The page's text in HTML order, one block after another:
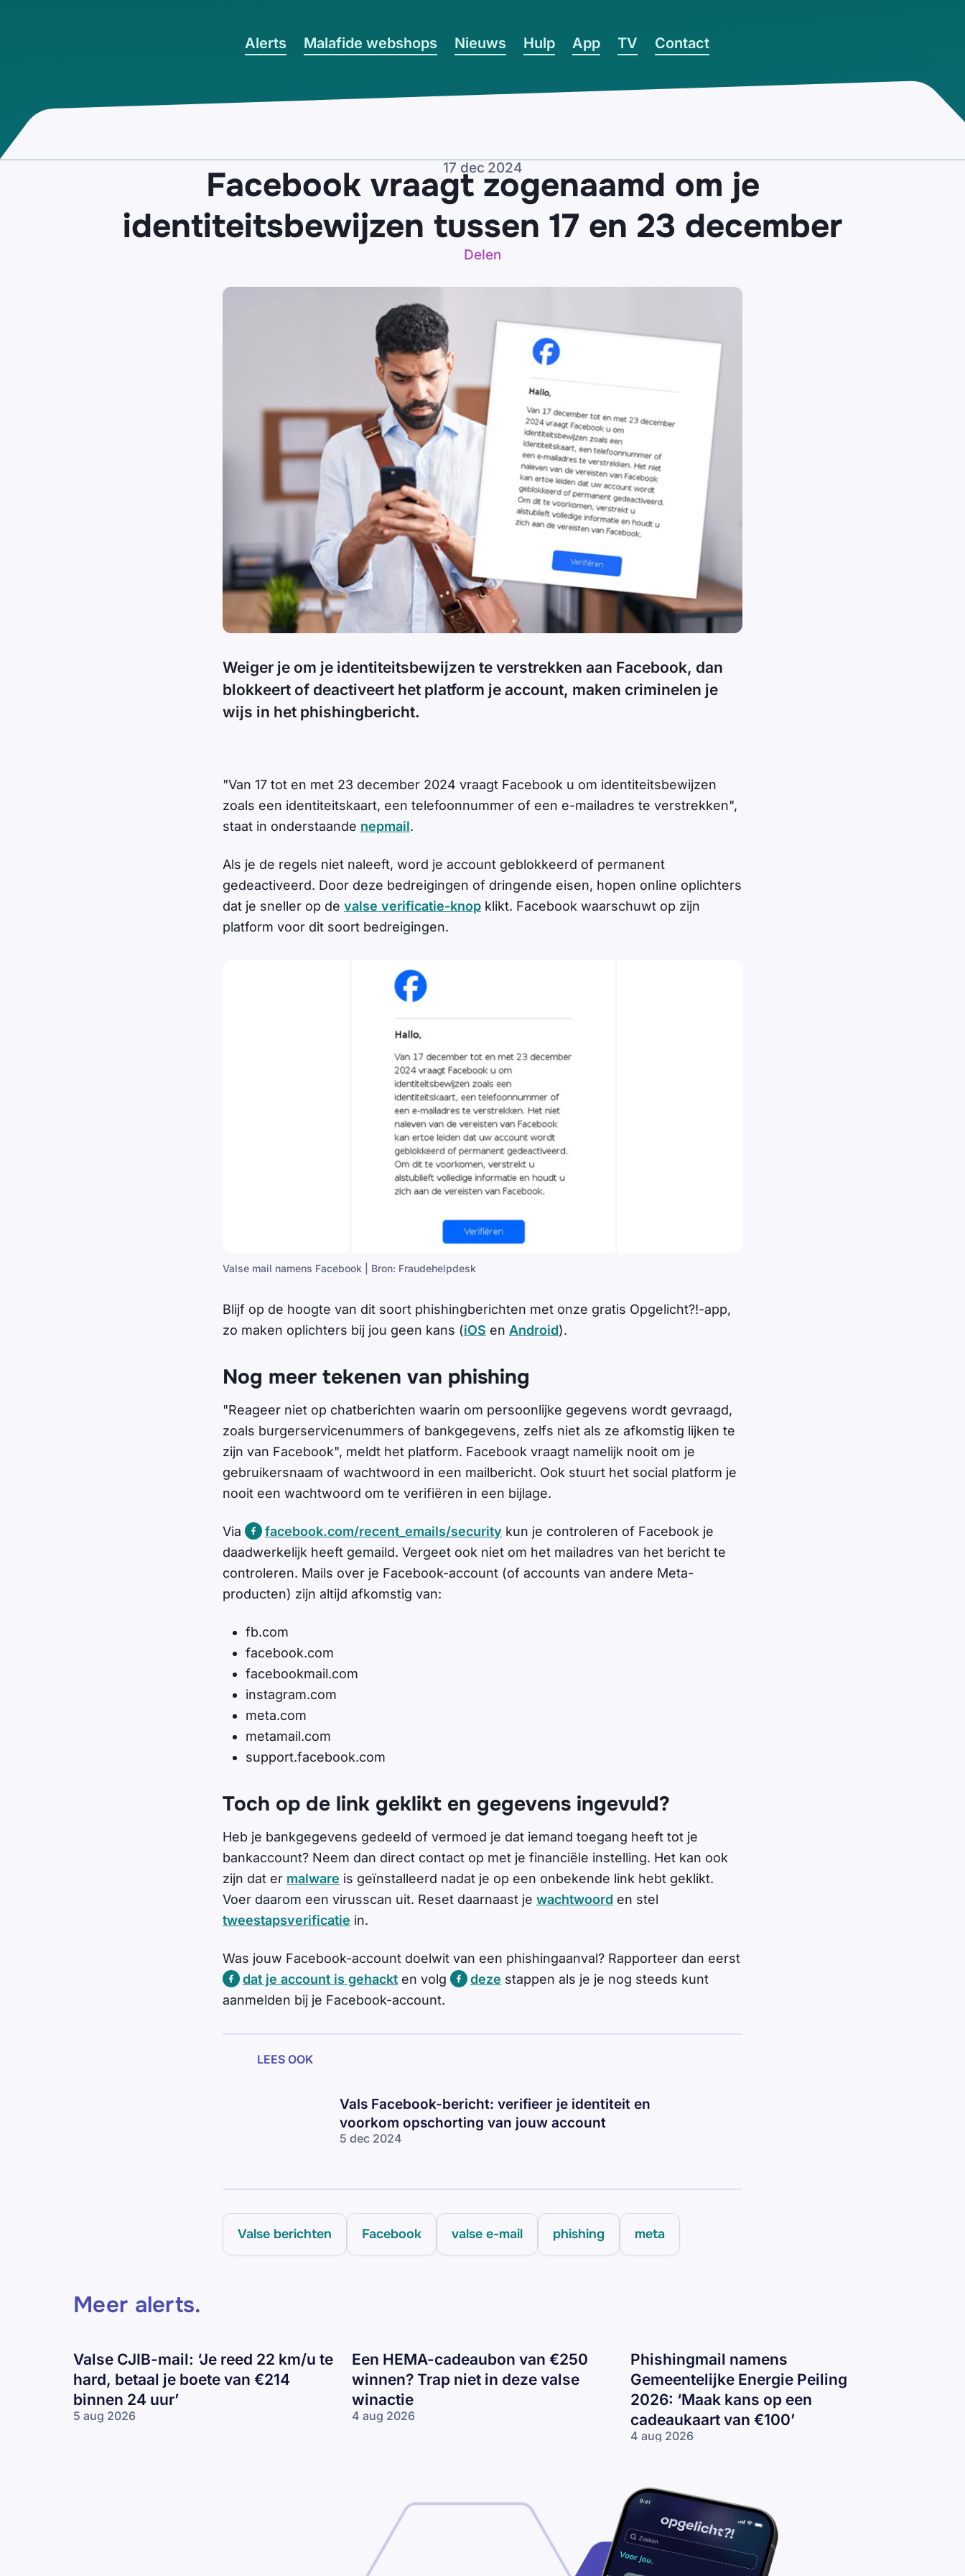
Alerts Malafide webshops Nieuws Hulp App TV Contact
17 dec 2024
Facebook vraagt zogenaamd om je
identiteitsbewijzen tussen 17 en 23 december
Delen
Weiger je om je identiteitsbewijzen te verstrekken aan Facebook, dan
blokkeert of deactiveert het platform je account, maken criminelen je
wijs in het phishingbericht.
"Van 17 tot en met 23 december 2024 vraagt Facebook u om identiteitsbewijzen
zoals een identiteitskaart, een telefoonnummer of een e-mailadres te verstrekken",
staat in onderstaande nepmail.
Als je de regels niet naleeft, word je account geblokkeerd of permanent
gedeactiveerd. Door deze bedreigingen of dringende eisen, hopen online oplichters
dat je sneller op de valse verificatie-knop klikt. Facebook waarschuwt op zijn
platform voor dit soort bedreigingen.
Valse mail namens Facebook | Bron: Fraudehelpdesk
Blijf op de hoogte van dit soort phishingberichten met onze gratis Opgelicht?!-app,
zo maken oplichters bij jou geen kans (iOS en Android).
Nog meer tekenen van phishing
"Reageer niet op chatberichten waarin om persoonlijke gegevens wordt gevraagd,
zoals burgerservicenummers of bankgegevens, zelfs niet als ze afkomstig lijken te
zijn van Facebook", meldt het platform. Facebook vraagt namelijk nooit om je
gebruikersnaam of wachtwoord in een mailbericht. Ook stuurt het social platform je
nooit een wachtwoord om te verifiëren in een bijlage.
Via facebook.com/recent_emails/security kun je controleren of Facebook je
daadwerkelijk heeft gemaild. Vergeet ook niet om het mailadres van het bericht te
controleren. Mails over je Facebook-account (of accounts van andere Meta-
producten) zijn altijd afkomstig van:
fb.com
facebook.com
facebookmail.com
instagram.com
meta.com
metamail.com
support.facebook.com
Toch op de link geklikt en gegevens ingevuld?
Heb je bankgegevens gedeeld of vermoed je dat iemand toegang heeft tot je
bankaccount? Neem dan direct contact op met je financiële instelling. Het kan ook
zijn dat er malware is geïnstalleerd nadat je op een onbekende link hebt geklikt.
Voer daarom een virusscan uit. Reset daarnaast je wachtwoord en stel
tweestapsverificatie in.
Was jouw Facebook-account doelwit van een phishingaanval? Rapporteer dan eerst
dat je account is gehackt en volg deze stappen als je je nog steeds kunt
aanmelden bij je Facebook-account.
LEES OOK
Vals Facebook-bericht: verifieer je identiteit en
voorkom opschorting van jouw account
5 dec 2024
Valse berichten Facebook valse e-mail phishing meta
Meer alerts.
Valse CJIB-mail: ‘Je reed 22 km/u te
hard, betaal je boete van €214
binnen 24 uur’
5 aug 2026
Valse
Een HEMA-cadeaubon van €250
winnen? Trap niet in deze valse
winactie
4 aug 2026
deze valse
winactie
Phishingmail namens
Gemeentelijke Energie Peiling
2026: ‘Maak kans op een
cadeaukaart van €100’
4 aug 2026
Energie
Peiling 2026:
‘Maak kans
op een
cadeaukaart
van €100’